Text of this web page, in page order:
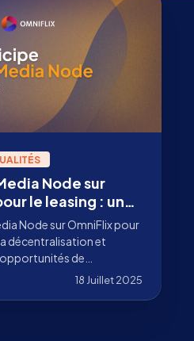
Node sur
le leasing : une
contenu
Node sur OmniFlix pour
décentralisation et
de
numérique.18 Juillet 2025